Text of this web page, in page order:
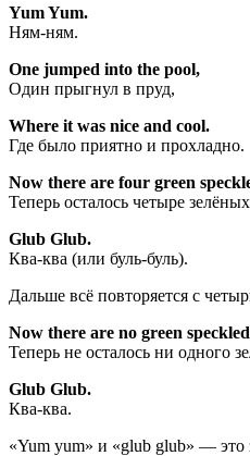
Yum Yum.
Ням-ням.
One jumped into the pool,
Один прыгнул в пруд,
Where it was nice and cool.
Где было приятно и прохладно.
Now there are four green
Теперь осталось четыре
Glub Glub.
Ква-ква (или буль-буль).
Дальше всё повторяется с
Now there are no green
Теперь не осталось ни одного
Glub Glub.
Ква-ква.
«Yum yum» и «glub glub» — это